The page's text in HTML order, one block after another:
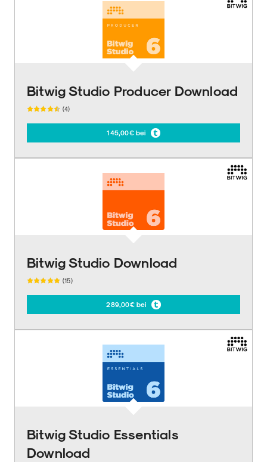
Bitwig Studio Producer Download
(4)
145,00€ bei
Bitwig Studio Download
(15)
289,00€ bei
Bitwig Studio Essentials
Download